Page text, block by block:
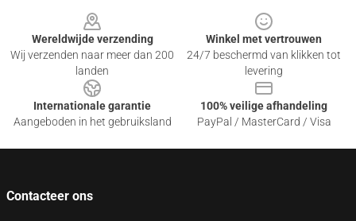
Wereldwijde verzending
Wij verzenden naar meer dan 200
landen
Winkel met vertrouwen
24/7 beschermd van klikken tot
levering
Internationale garantie
Aangeboden in het gebruiksland
100% veilige afhandeling
PayPal / MasterCard / Visa
Contacteer ons